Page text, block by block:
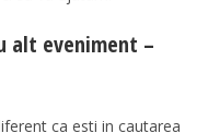
alt eveniment –
ca esti in cautarea